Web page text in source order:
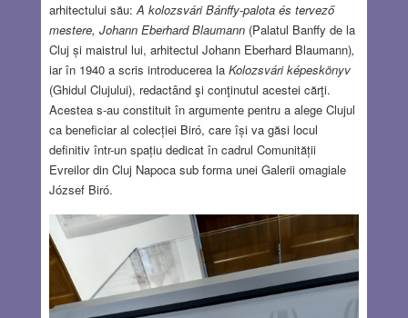
arhitectului său:A kolozsvári Bánffy-palota és tervező
mestere, Johann Eberhard Blaumann (Palatul Banffy de la
Cluj și maistrul lui, arhitectul Johann Eberhard Blaumann),
iar în 1940 a scris introducerea la Kolozsvári képeskönyv
(Ghidul Clujului), redactând şi conţinutul acestei cărţi.
Acestea s-au constituit în argumente pentru a alege Clujul
ca beneficiar al colecției Biró, care își va găsi locul
definitiv într-un spațiu dedicat în cadrul Comunității
Evreilor din Cluj Napoca sub forma unei Galerii omagiale
József Biró.